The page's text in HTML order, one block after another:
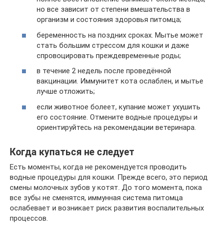
но все зависит от степени вмешательства в
организм и состояния здоровья питомца;
беременность на поздних сроках. Мытье может
стать большим стрессом для кошки и даже
спровоцировать преждевременные роды;
в течение 2 недель после проведённой
вакцинации. Иммунитет кота ослаблен, и мытье
лучше отложить;
если животное болеет, купание может ухушить
его состояние. Отмените водные процедуры и
ориентируйтесь на рекомендации ветеринара.
Когда купаться не следует
Есть моменты, когда не рекомендуется проводить
водные процедуры для кошки. Прежде всего, это период
смены молочных зубов у котят. До того момента, пока
все зубы не сменятся, иммунная система питомца
ослабевает и возникает риск развития воспалительных
процессов.